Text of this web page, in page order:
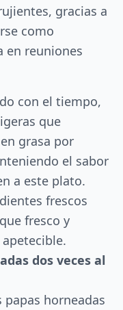
gracias a
como
en reuniones
con el tiempo,
que
grasa por
el sabor
a este plato.
frescos
fresco y
dos veces al
papas horneadas